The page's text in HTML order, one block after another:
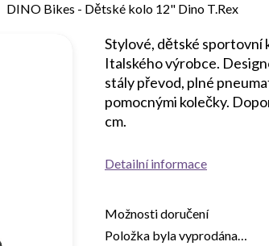
DINO Bikes - Dětské kolo 12" Dino T.Rex
Možnosti doručení
Položka byla vyprodána…
Stylové, dětské sportovní
Italského výrobce.
stály převod, plné
pomocnými kolečky.
cm.
Detailní informace